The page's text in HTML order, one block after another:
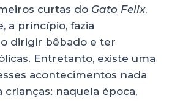
curtas do Gato Felix,
a princípio, fazia
dirigir bêbado e ter
Entretanto, existe uma
acontecimentos nada
crianças: naquela época,